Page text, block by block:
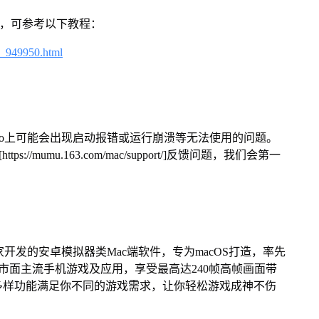
可参考以下教程：
可能会出现启动报错或运行崩溃等无法使用的问题。
mumu.163.com/mac/support/]反馈问题，我们会第一
发的安卓模拟器类Mac端软件，专为macOS打造，率先
面主流手机游戏及应用，享受最高达240帧高帧画面带
功能满足你不同的游戏需求，让你轻松游戏成神不伤